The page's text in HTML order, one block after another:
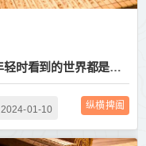
你年轻时看到的世界都是假的——鬼谷子权谋术：读人性、读权谋、读纵横
2024-01-10 纵横捭阖